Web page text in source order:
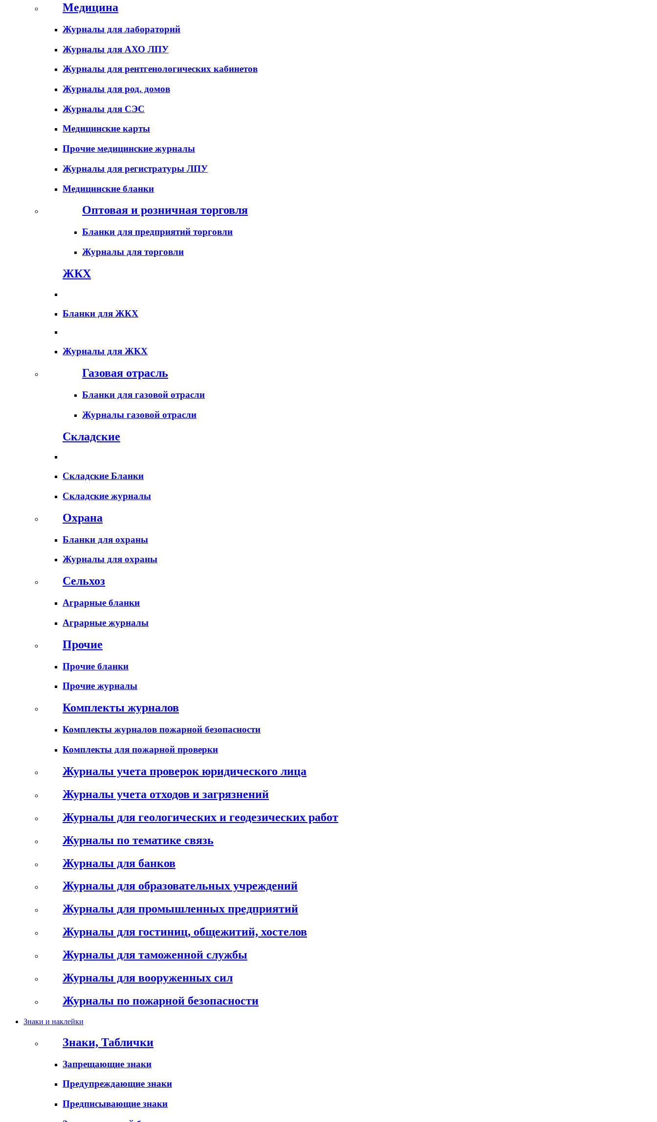
Медицина
Журналы для лабораторий
Журналы для АХО ЛПУ
Журналы для рентгенологических кабинетов
Журналы для род. домов
Журналы для СЭС
Медицинские карты
Прочие медицинские журналы
Журналы для регистратуры ЛПУ
Медицинские бланки
Оптовая и розничная торговля
Бланки для предприятий торговли
Журналы для торговли
ЖКХ
Бланки для ЖКХ
Журналы для ЖКХ
Газовая отрасль
Бланки для газовой отрасли
Журналы газовой отрасли
Складские
Складские Бланки
Складские журналы
Охрана
Бланки для охраны
Журналы для охраны
Сельхоз
Аграрные бланки
Аграрные журналы
Прочие
Прочие бланки
Прочие журналы
Комплекты журналов
Комплекты журналов пожарной безопасности
Комплекты для пожарной проверки
Журналы учета проверок юридического лица
Журналы учета отходов и загрязнений
Журналы для геологических и геодезических работ
Журналы по тематике связь
Журналы для банков
Журналы для образовательных учреждений
Журналы для промышленных предприятий
Журналы для гостиниц, общежитий, хостелов
Журналы для таможенной службы
Журналы для вооруженных сил
Журналы по пожарной безопасности
Знаки и наклейки
Знаки, Таблички
Запрещающие знаки
Предупреждающие знаки
Предписывающие знаки